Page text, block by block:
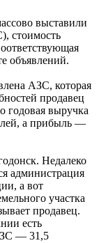
выставили
стоимость
объявлений.
АЗС, которая
продавец
годовая выручка
а прибыль —
Недалеко
администрация
а вот
участка
продавец.
есть
— 31,5